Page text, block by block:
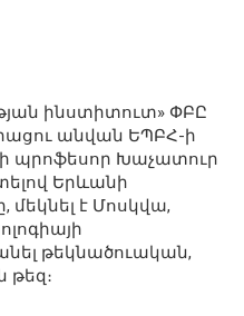
ինստիտուտ» ՓԲԸ
անվան ԵՊԲՀ-ի
պրոֆեսոր Խաչատուր
Երևանի
է Մոսկվա,
թեկնածուական,
թեզ։